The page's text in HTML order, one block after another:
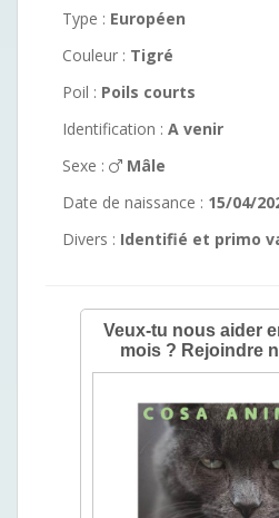
Type : Européen
Couleur : Tigré
Poil : Poils courts
Identification : A venir
Sexe :
Mâle
Date de naissance : 15/04/
Divers : Identifié et primo